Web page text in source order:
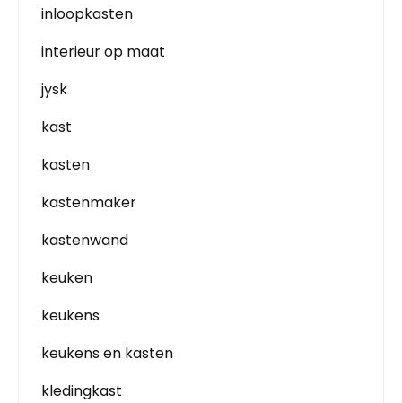
inloopkasten
interieur op maat
jysk
kast
kasten
kastenmaker
kastenwand
keuken
keukens
keukens en kasten
kledingkast